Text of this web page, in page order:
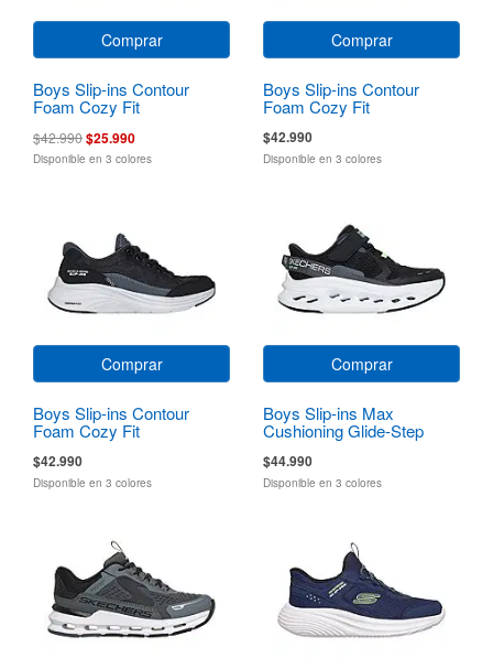
Comprar
Boys Slip-ins Contour
Foam Cozy Fit
$42.990$25.990
Disponible en 3 colores
Comprar
Boys Slip-ins Contour
Foam Cozy Fit
$42.990
Disponible en 3 colores
Comprar
Boys Slip-ins Contour
Foam Cozy Fit
$42.990
Disponible en 3 colores
Comprar
Boys Slip-ins Max
Cushioning Glide-Step
$44.990
Disponible en 3 colores